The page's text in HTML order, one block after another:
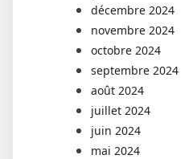
décembre 2024
novembre 2024
octobre 2024
septembre 2024
août 2024
juillet 2024
juin 2024
mai 2024